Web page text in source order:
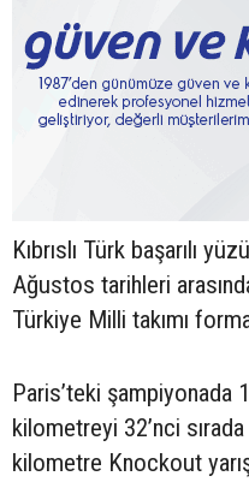
Kıbrıslı Türk başarılı
Ağustos tarihleri
Türkiye Milli takımı
Paris’teki şampiyonada
kilometreyi 32’nci
kilometre Knockout